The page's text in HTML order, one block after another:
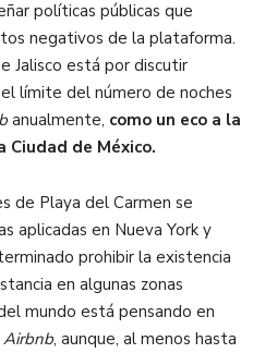
políticas públicas que
negativos de la plataforma.
Jalisco está por discutir
límite del número de noches
anualmente, como un eco a la
Ciudad de México.
de Playa del Carmen se
aplicadas en Nueva York y
prohibir la existencia
en algunas zonas
mundo está pensando en
Airbnb, aunque, al menos hasta